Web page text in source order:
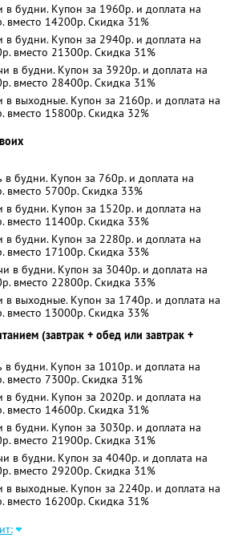
в будни. Купон за 1960р. и доплата на
вместо 14200р. Скидка 31%
будни. Купон за 2940р. и доплата на
вместо 21300р. Скидка 31%
в будни. Купон за 3920р. и доплата на
вместо 28400р. Скидка 31%
в выходные. Купон за 2160р. и доплата на
вместо 15800р. Скидка 32%
будни. Купон за 760р. и доплата на
вместо 5700р. Скидка 33%
в будни. Купон за 1520р. и доплата на
вместо 11400р. Скидка 33%
будни. Купон за 2280р. и доплата на
вместо 17100р. Скидка 33%
в будни. Купон за 3040р. и доплата на
вместо 22800р. Скидка 33%
в выходные. Купон за 1740р. и доплата на
вместо 13000р. Скидка 33%
(завтрак + обед или завтрак +
в будни. Купон за 1010р. и доплата на
вместо 7300р. Скидка 31%
в будни. Купон за 2020р. и доплата на
вместо 14600р. Скидка 31%
будни. Купон за 3030р. и доплата на
вместо 21900р. Скидка 31%
в будни. Купон за 4040р. и доплата на
вместо 29200р. Скидка 31%
в выходные. Купон за 2240р. и доплата на
вместо 16200р. Скидка 31%